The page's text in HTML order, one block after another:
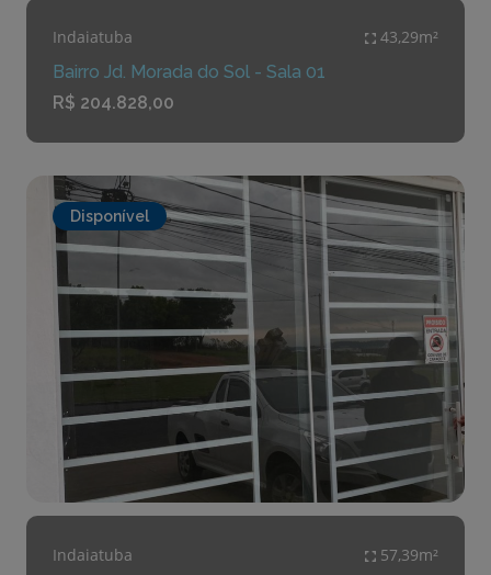
Indaiatuba
43,29m²
Bairro Jd. Morada do Sol - Sala 01
R$ 204.828,00
Disponível
Indaiatuba
57,39m²